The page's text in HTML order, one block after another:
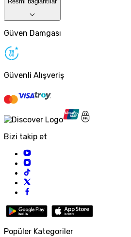
Güven Damgası
Güvenli Alışveriş
Bizi takip et
Popüler Kategoriler